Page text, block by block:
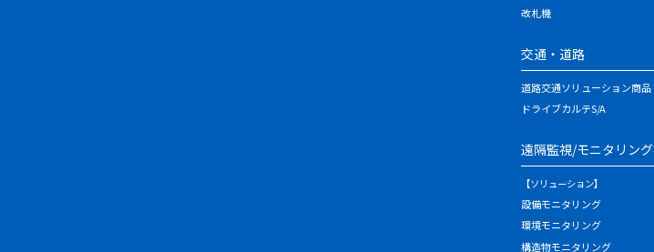
改札機
交通・道路
道路交通ソリューション商品
ドライブカルテS/A
遠隔監視/モニタリング
【ソリューション】
設備モニタリング
環境モニタリング
構造物モニタリング